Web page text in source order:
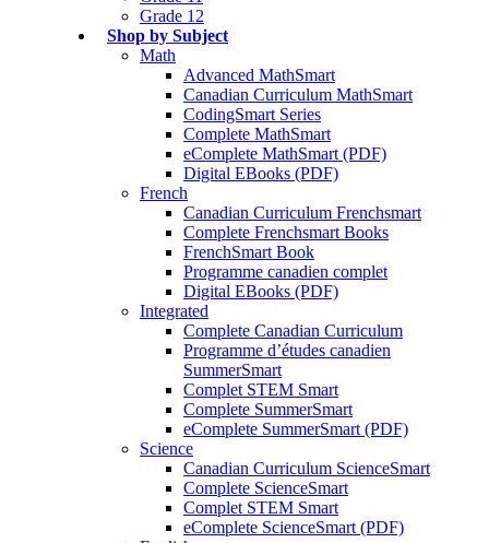
Grade 12
Shop by Subject
Math
Advanced MathSmart
Canadian Curriculum MathSmart
CodingSmart Series
Complete MathSmart
eComplete MathSmart (PDF)
Digital EBooks (PDF)
French
Canadian Curriculum Frenchsmart
Complete Frenchsmart Books
FrenchSmart Book
Programme canadien complet
Digital EBooks (PDF)
Integrated
Complete Canadian Curriculum
Programme d’études canadien
SummerSmart
Complet STEM Smart
Complete SummerSmart
eComplete SummerSmart (PDF)
Science
Canadian Curriculum ScienceSmart
Complete ScienceSmart
Complet STEM Smart
eComplete ScienceSmart (PDF)